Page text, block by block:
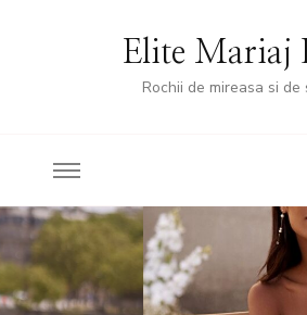
Elite Mariaj
Rochii de mireasa si de